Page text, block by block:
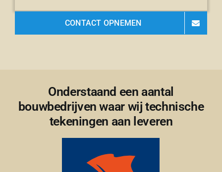
CONTACT OPNEMEN
Onderstaand een aantal
bouwbedrijven waar wij technische
tekeningen aan leveren